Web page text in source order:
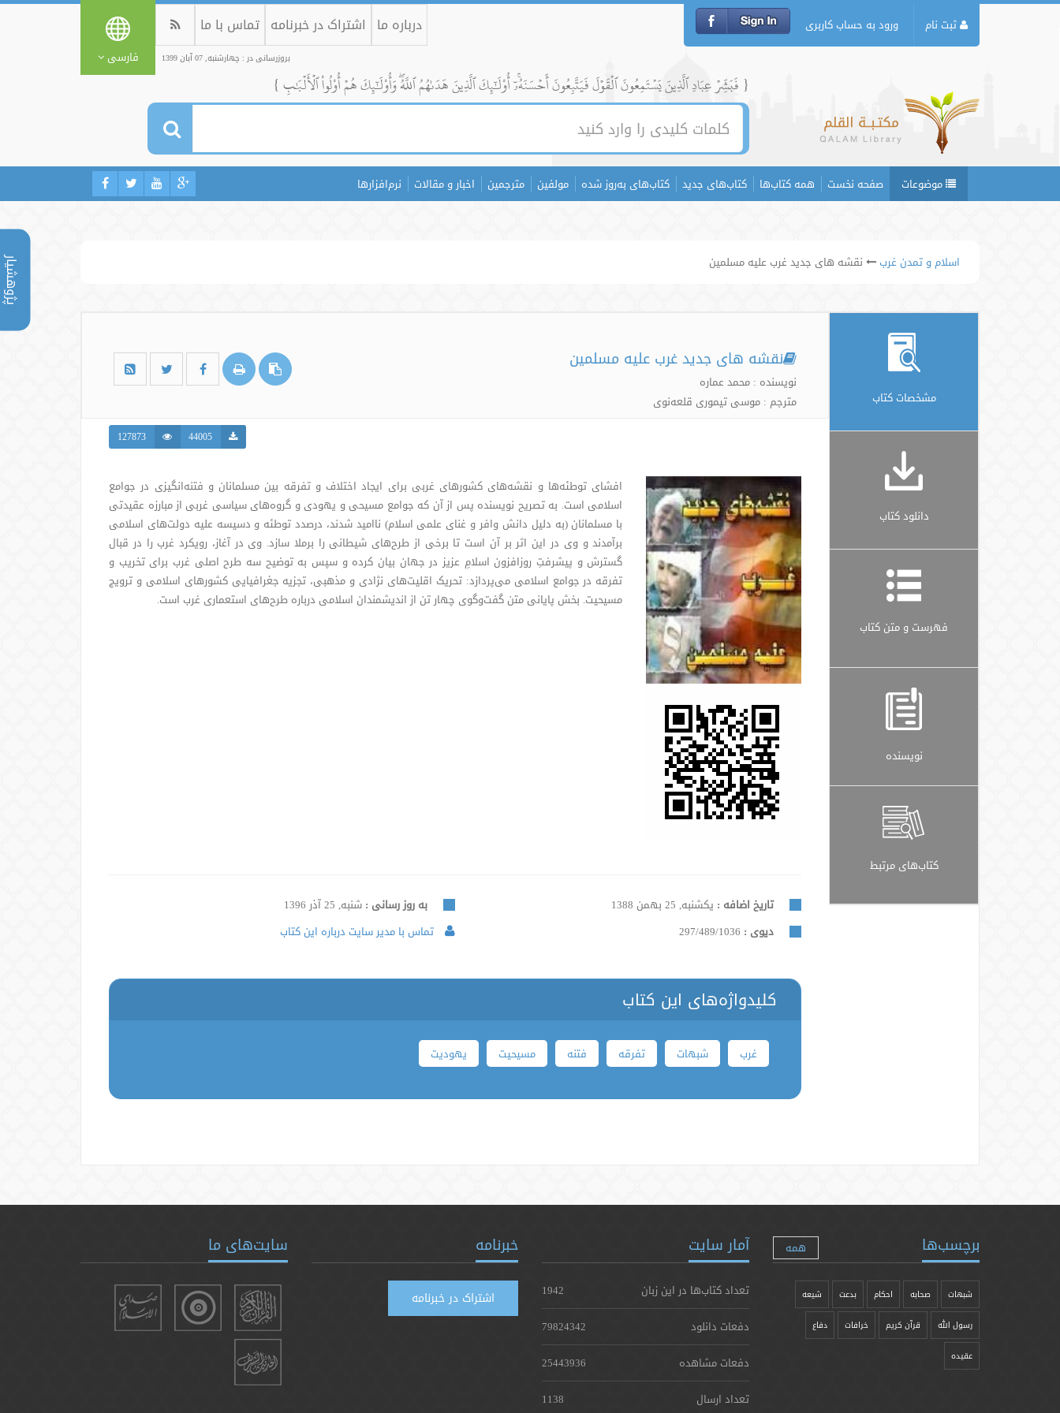
پژوهشیار
ثبت نام ورود به حساب کاربری درباره ما اشتراک در خبرنامه تماس با ما
بروزرسانی در : چهارشنبه, 07 آبان 1399 فارسی
{ فَبَشِّرۡ عِبَادِ ٱلَّذِينَ يَسۡتَمِعُونَ ٱلۡقَوۡلَ فَيَتَّبِعُونَ أَحۡسَنَهُۥٓۚ أُوْلَٰٓئِكَ ٱلَّذِينَ هَدَىٰهُمُ ٱللَّهُۖ وَأُوْلَٰٓئِكَ هُمۡ أُوْلُواْ ٱلۡأَلۡبَٰبِ }
موضوعات صفحه نخست همه کتاب‌ها کتاب‌های جدید کتاب‌های به‌روز شده مولفین مترجمین اخبار و مقالات نرم‌افزارها
اسلام و تمدن غرب نقشه های جدید غرب علیه مسلمین
مشخصات کتاب
دانلود کتاب
فهرست و متن کتاب
نویسنده
کتاب‌های مرتبط
نقشه های جدید غرب علیه مسلمین
نویسنده : محمد عماره
مترجم : موسی تیموری قلعه‌نوی
44005
127873
افشای توطئه‌ها و نقشه‌های کشورهای غربی برای ایجاد اختلاف و تفرقه بین مسلمانان و فتنه‌انگیزی در جوامع
اسلامی است. به تصریح نویسنده پس از آن که جوامع مسیحی و یهودی و گروه‌های سیاسی غربی از مبارزه عقیدتی
با مسلمانان (به دلیل دانش وافر و غنای علمی اسلام) ناامید شدند، درصدد توطئه و دسیسه علیه دولت‌های اسلامی
برآمدند و وی در این اثر بر آن است تا برخی از طرح‌های شیطانی را برملا سازد. وی در آغاز، رویکرد غرب را در قبال
گسترش و پیشرفتِ روزافزون اسلامِ عزیز در جهان بیان کرده و سپس به توضیح سه طرح اصلی غرب برای تخریب و
تفرقه در جوامع اسلامی می‌پردازد: تحریک اقلیت‌های نژادی و مذهبی، تجزیه جغرافیایی کشورهای اسلامی و ترویج
مسیحیت. بخش پایانی متن گفت‌وگوی چهار تن از اندیشمندان اسلامی درباره طرح‌های استعماری غرب است.
تاریخ اضافه : یکشنبه, 25 بهمن 1388 به روز رسانی : شنبه, 25 آذر 1396
دیوی : 297/489/1036 تماس با مدیر سایت درباره این کتاب
کلیدواژه‌های این کتاب
غرب شبهات تفرقه فتنه مسیحیت یهودیت
برچسب‌ها همه
شبهات صحابه احکام بدعت شیعه
رسول الله قرآن کریم خرافات دفاع
عقیده
آمار سایت
تعداد کتاب‌ها در این زبان
1942
دفعات دانلود
79824342
دفعات مشاهده
25443936
تعداد ارسال
1138
خبرنامه
اشتراک در خبرنامه
سایت‌های ما